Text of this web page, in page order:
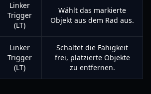
Linker
Trigger
(LT)
Wählt das markierte
Objekt aus dem Rad aus.
Linker
Trigger
(LT)
Schaltet die Fähigkeit
frei, platzierte Objekte
zu entfernen.